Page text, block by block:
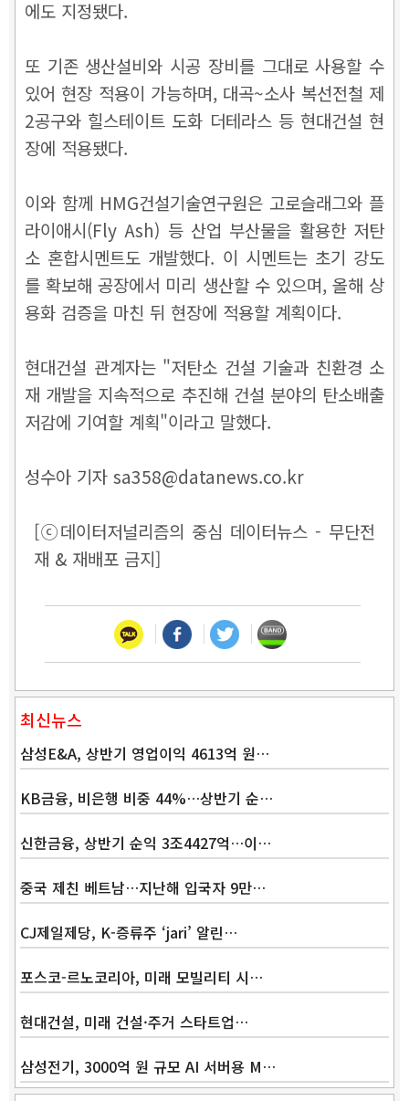
에도 지정됐다.
또 기존 생산설비와 시공 장비를 그대로 사용할 수
있어 현장 적용이 가능하며, 대곡~소사 복선전철 제
2공구와 힐스테이트 도화 더테라스 등 현대건설 현
장에 적용됐다.
이와 함께 HMG건설기술연구원은 고로슬래그와 플
라이애시(Fly Ash) 등 산업 부산물을 활용한 저탄
소 혼합시멘트도 개발했다. 이 시멘트는 초기 강도
를 확보해 공장에서 미리 생산할 수 있으며, 올해 상
용화 검증을 마친 뒤 현장에 적용할 계획이다.
현대건설 관계자는 "저탄소 건설 기술과 친환경 소
재 개발을 지속적으로 추진해 건설 분야의 탄소배출
저감에 기여할 계획"이라고 말했다.
성수아 기자 sa358@datanews.co.kr
[ⓒ데이터저널리즘의 중심 데이터뉴스 - 무단전
재 & 재배포 금지]
최신뉴스
삼성E&A, 상반기 영업이익 4613억 원…
KB금융, 비은행 비중 44%…상반기 순…
신한금융, 상반기 순익 3조4427억…이…
중국 제친 베트남…지난해 입국자 9만…
CJ제일제당, K-증류주 ‘jari’ 알린…
포스코-르노코리아, 미래 모빌리티 시…
현대건설, 미래 건설·주거 스타트업…
삼성전기, 3000억 원 규모 AI 서버용 M…